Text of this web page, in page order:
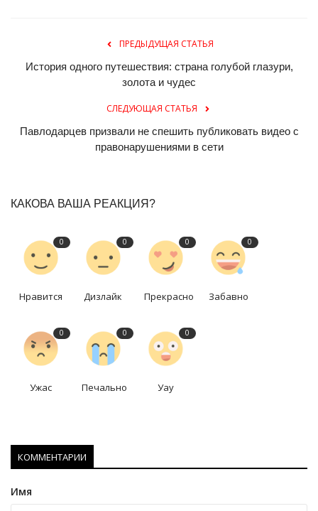
ПРЕДЫДУЩАЯ СТАТЬЯ
История одного путешествия: страна голубой глазури,
золота и чудес
СЛЕДУЮЩАЯ СТАТЬЯ
Павлодарцев призвали не спешить публиковать видео с
правонарушениями в сети
КАКОВА ВАША РЕАКЦИЯ?
0
Нравится
0
Дизлайк
0
Прекрасно
0
Забавно
0
Ужас
0
Печально
0
Уау
КОММЕНТАРИИ
Имя